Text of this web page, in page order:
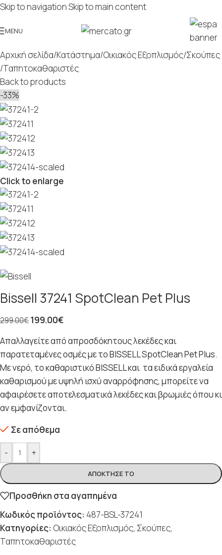
Skip to navigationSkip to main content
MENU
Αρχική σελίδα/Κατάστημα/Οικιακός Εξοπλισμός/Σκούπες
/Ταπητοκαθαριστές
Back to products
-33%
Click to enlarge
Bissell 37241 SpotClean Pet Plus
299.00€199.00€
Απαλλαγείτε από απροσδόκητους λεκέδες και
παρατεταμένες οσμές με το BISSELL SpotClean Pet Plus.
Με νερό, το καθαριστικό BISSELL και τα ειδικά εργαλεία
καθαρισμού με υψηλή ισχύ αναρρόφησης, μπορείτε να
αφαιρέσετε αποτελεσματικά λεκέδες και βρωμιές όπου κι
αν εμφανίζονται.
Σε απόθεμα
- +
ΑΠΌΚΤΗΣΈ ΤΟ
Προσθήκη στα αγαπημένα
Κωδικός προϊόντος: 487-BSL-37241
Κατηγορίες: Οικιακός Εξοπλισμός, Σκούπες,
Ταπητοκαθαριστές